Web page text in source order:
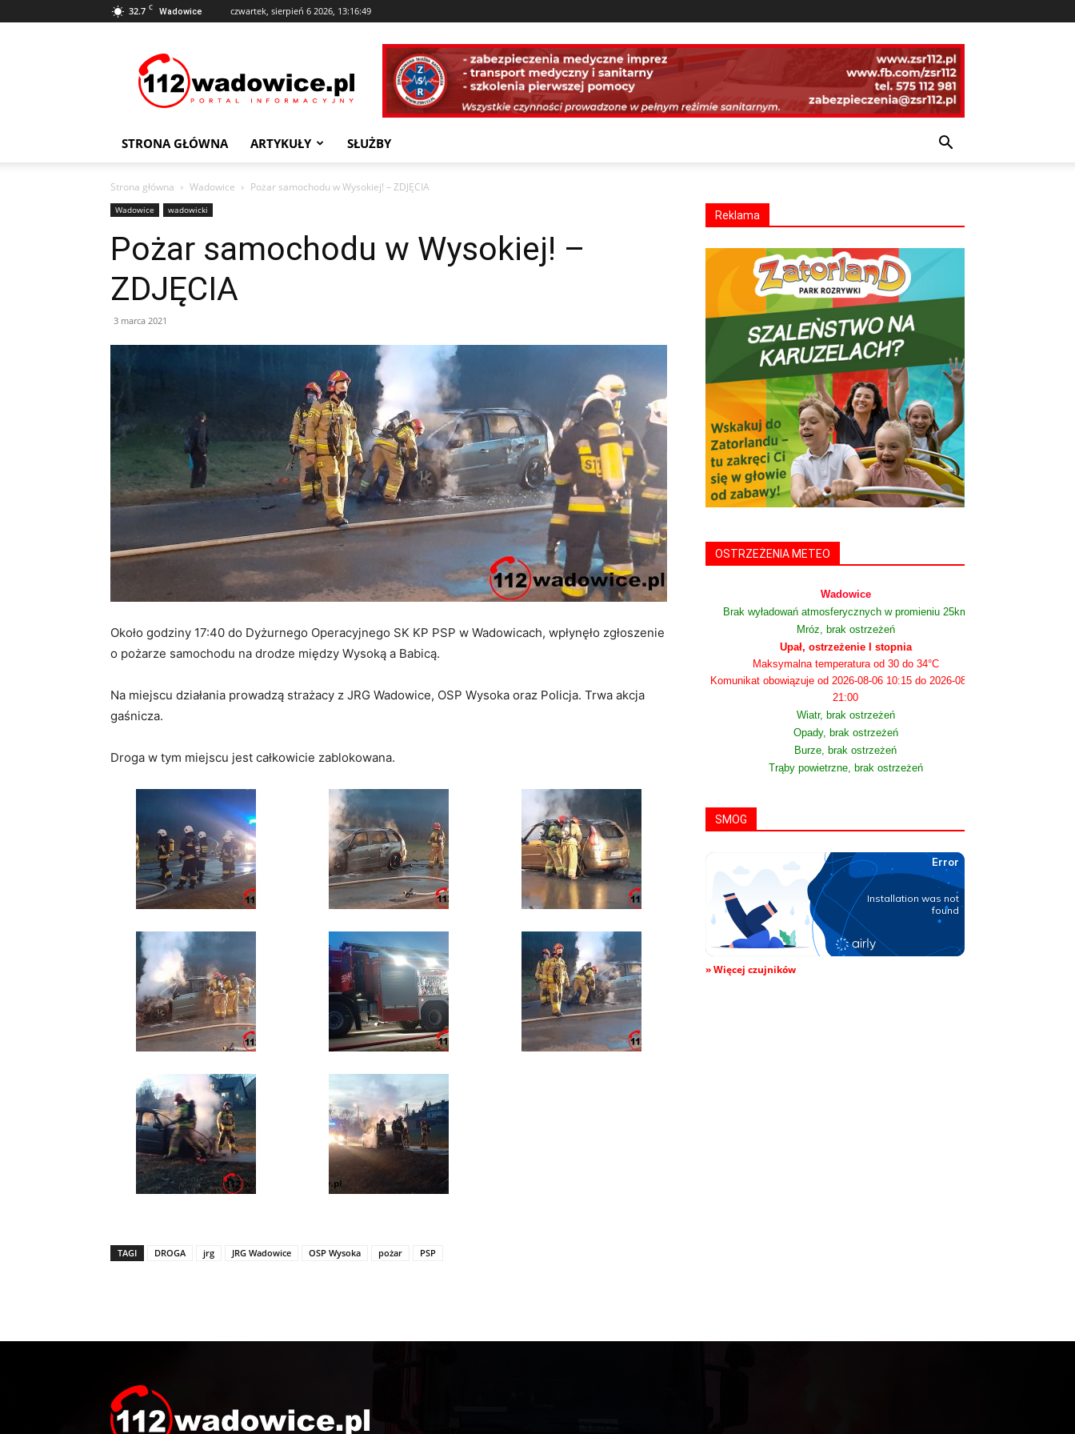
32.7 C Wadowice czwartek, sierpień 6 2026, 13:16:49
STRONA GŁÓWNA ARTYKUŁY SŁUŻBY
Strona główna Wadowice Pożar samochodu w Wysokiej! – ZDJĘCIA
Wadowice wadowicki
Pożar samochodu w Wysokiej! –
ZDJĘCIA
3 marca 2021
Około godziny 17:40 do Dyżurnego Operacyjnego SK KP PSP w Wadowicach, wpłynęło zgłoszenie
o pożarze samochodu na drodze między Wysoką a Babicą.
Na miejscu działania prowadzą strażacy z JRG Wadowice, OSP Wysoka oraz Policja. Trwa akcja
gaśnicza.
Droga w tym miejscu jest całkowicie zablokowana.
TAGI DROGA jrg JRG Wadowice OSP Wysoka pożar PSP
Reklama
OSTRZEŻENIA METEO
Wadowice
Brak wyładowań atmosferycznych w promieniu 25km
Mróz, brak ostrzeżeń
Upał, ostrzeżenie I stopnia
Maksymalna temperatura od 30 do 34°C
Komunikat obowiązuje od 2026-08-06 10:15 do 2026-08-06
21:00
Wiatr, brak ostrzeżeń
Opady, brak ostrzeżeń
Burze, brak ostrzeżeń
Trąby powietrzne, brak ostrzeżeń
SMOG
» Więcej czujników